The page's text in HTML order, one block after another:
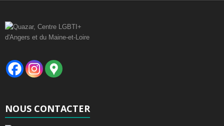
NOUS CONTACTER